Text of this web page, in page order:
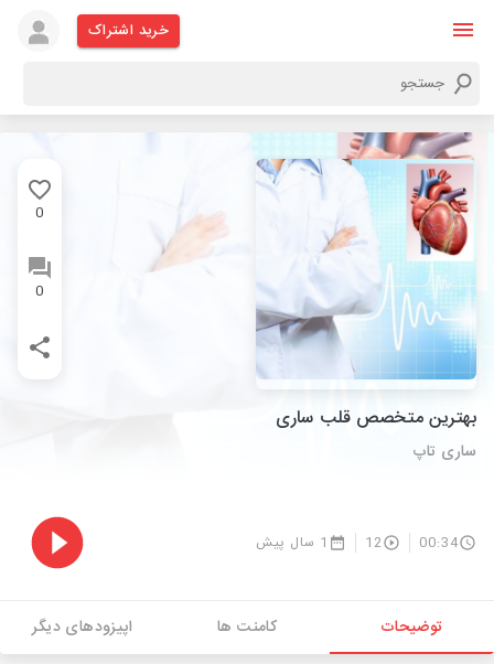
خرید اشتراک
0
0
بهترین متخصص قلب ساری
ساری تاپ
00:34
12 1 سال پیش
توضیحات کامنت ها اپیزودهای دیگر